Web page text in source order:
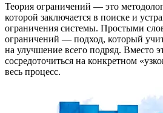
Теория ограничений — это
которой заключается в поиске и
ограничения системы. Простыми
ограничений — подход, который
на улучшение всего подряд. Вместо
сосредоточиться на конкретном
весь процесс.